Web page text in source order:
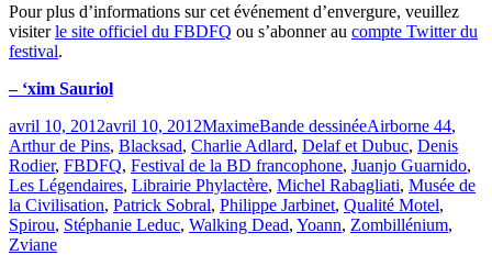
Pour plus d’informations sur cet événement d’envergure, veuillez
visiterle site officiel du FBDFQ ou s’abonner au compte Twitter du
festival.
– ‘xim Sauriol
Publié
le
avril 10, 2012avril 10, 2012MaximeCatégories
Bande dessinéeÉtiquettes
Airborne 44,
Arthur de Pins, Blacksad, Charlie Adlard, Delaf et Dubuc, Denis
Rodier, FBDFQ, Festival de la BD francophone, Juanjo Guarnido,
Les Légendaires, Librairie Phylactère, Michel Rabagliati, Musée de
la Civilisation, Patrick Sobral, Philippe Jarbinet, Qualité Motel,
Spirou, Stéphanie Leduc, Walking Dead, Yoann, Zombillénium,
Zviane